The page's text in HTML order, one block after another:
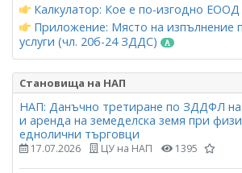
Калкулатор: Кое е по-изгодно ЕООД
Приложение: Място на изпълнение
услуги (чл. 20б-24 ЗДДС)
Становища на НАП
НАП: Данъчно третиране по ЗДДФЛ
и аренда на земеделска земя при
еднолични търговци
17.07.2026 ЦУ на НАП 1395